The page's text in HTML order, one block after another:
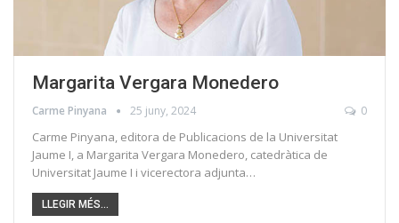
Margarita Vergara Monedero
Carme Pinyana 25 juny, 2024 0
Carme Pinyana, editora de Publicacions de la Universitat
Jaume I, a Margarita Vergara Monedero, catedràtica de
Universitat Jaume I i vicerectora adjunta…
LLEGIR MÉS...